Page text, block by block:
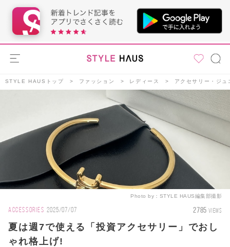
STYLE HAUSトップ ファッション レディース アクセサリー・ジュ
Photo by： STYLE HAUS編集部撮影
ACCESSORIES 2025/07/07 2785 VIEWS
夏は週7で使える「投資アクセサリー」でおし
ゃれ格上げ!